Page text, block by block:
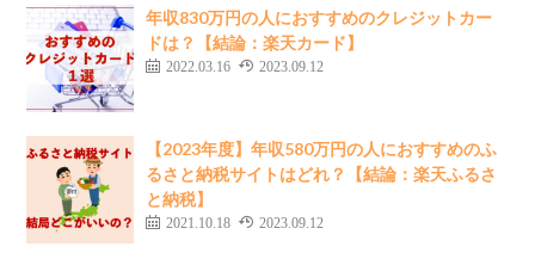
年収830万円の人におすすめのクレジットカー
ドは？【結論：楽天カード】
2022.03.16 2023.09.12
【2023年度】年収580万円の人におすすめのふ
るさと納税サイトはどれ？【結論：楽天ふるさ
と納税】
2021.10.18 2023.09.12